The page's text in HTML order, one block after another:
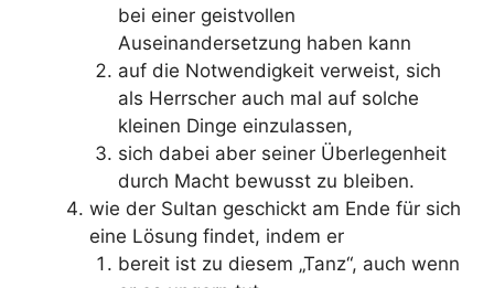
bei einer geistvollen
Auseinandersetzung haben kann
auf die Notwendigkeit verweist, sich
als Herrscher auch mal auf solche
kleinen Dinge einzulassen,
sich dabei aber seiner Überlegenheit
durch Macht bewusst zu bleiben.
wie der Sultan geschickt am Ende für sich
eine Lösung findet, indem er
bereit ist zu diesem „Tanz“, auch wenn